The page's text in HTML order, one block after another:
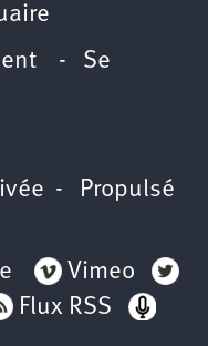
- Se
- Propulsé
Vimeo
Flux RSS